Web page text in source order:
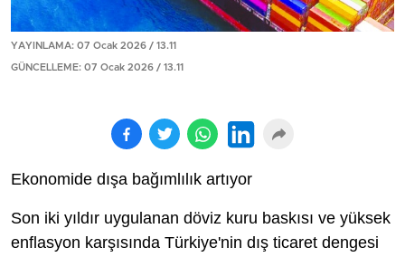
YAYINLAMA: 07 Ocak 2026 / 13.11
GÜNCELLEME: 07 Ocak 2026 / 13.11
Ekonomide dışa bağımlılık artıyor
Son iki yıldır uygulanan döviz kuru baskısı ve yüksek
enflasyon karşısında Türkiye'nin dış ticaret dengesi